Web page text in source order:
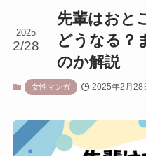
先輩はおと
どうなる？
のか解説
2025
2/28
女性マンガ 2025年2月28